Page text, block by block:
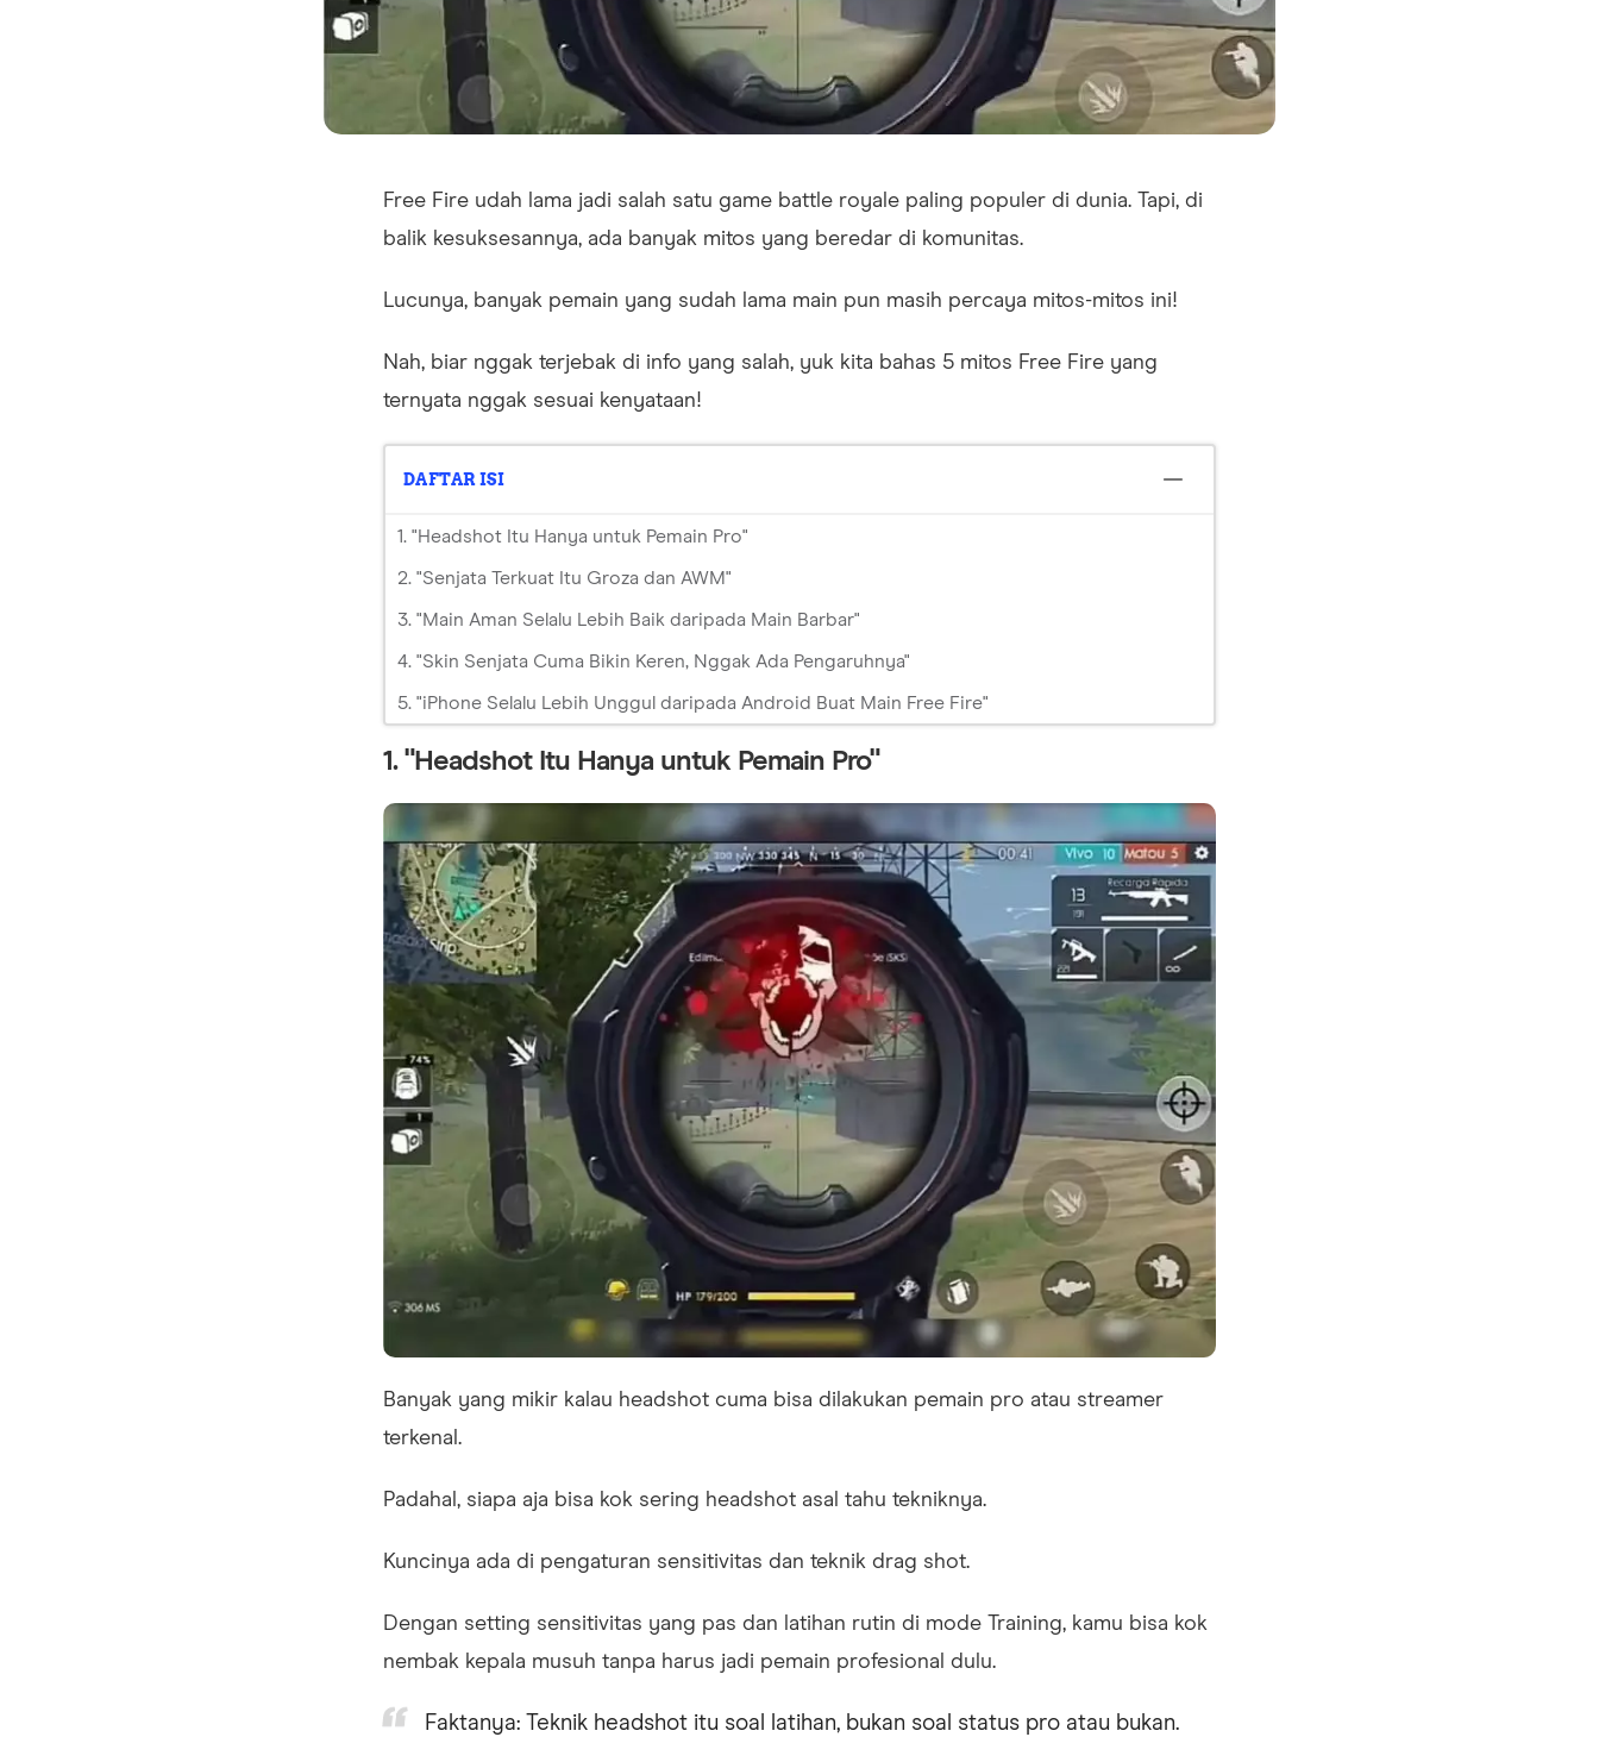
Free Fire udah lama jadi salah satu game battle royale paling populer di dunia. Tapi, di
balik kesuksesannya, ada banyak mitos yang beredar di komunitas.
Lucunya, banyak pemain yang sudah lama main pun masih percaya mitos-mitos ini!
Nah, biar nggak terjebak di info yang salah, yuk kita bahas 5 mitos Free Fire yang
ternyata nggak sesuai kenyataan!
DAFTAR ISI
1. "Headshot Itu Hanya untuk Pemain Pro"
2. "Senjata Terkuat Itu Groza dan AWM"
3. "Main Aman Selalu Lebih Baik daripada Main Barbar"
4. "Skin Senjata Cuma Bikin Keren, Nggak Ada Pengaruhnya"
5. "iPhone Selalu Lebih Unggul daripada Android Buat Main Free Fire"
1. "Headshot Itu Hanya untuk Pemain Pro"
Banyak yang mikir kalau headshot cuma bisa dilakukan pemain pro atau streamer
terkenal.
Padahal, siapa aja bisa kok sering headshot asal tahu tekniknya.
Kuncinya ada di pengaturan sensitivitas dan teknik drag shot.
Dengan setting sensitivitas yang pas dan latihan rutin di mode Training, kamu bisa kok
nembak kepala musuh tanpa harus jadi pemain profesional dulu.
Faktanya: Teknik headshot itu soal latihan, bukan soal status pro atau bukan.